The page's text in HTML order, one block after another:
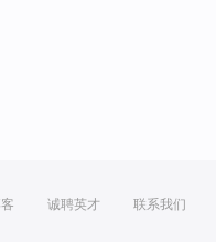
诚聘英才 联系我们